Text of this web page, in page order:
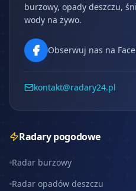
burzowy, opady deszczu,
wody na żywo.
Obserwuj nas na
kontakt@radary24.pl
Radary pogodowe
Radar burzowy
Radar opadów deszczu